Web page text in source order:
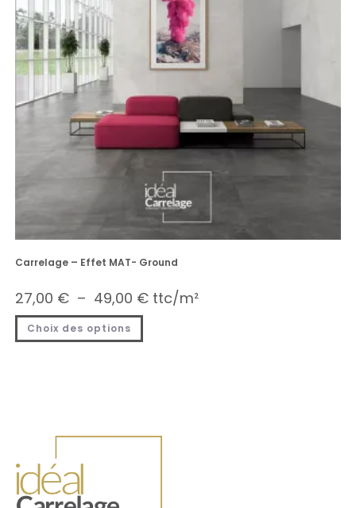
Carrelage – Effet MAT- Ground
27,00 € – 49,00 € ttc/m²
Choix des options